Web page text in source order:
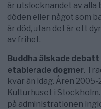
är utslocknandet av alla
döden eller något som
är död, utan det är ett
av frihet.
Buddha älskade
etablerade dogmer.
kvar än idag. Åren
Kulturhuset i
på administrationen